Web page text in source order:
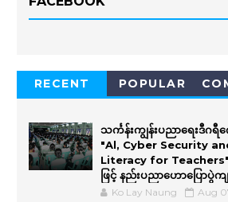
RECENT POPULAR
သင်္ကန်းကျွန်းပညာရေးဒီဂ
"Al, Cyber Security
Literacy for Teachers"
ဖြင့် နည်းပညာဟောပြောပွဲက
Ko Lay Naung Aug